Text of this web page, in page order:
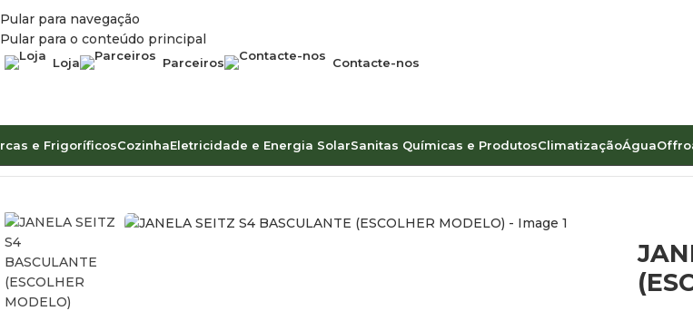
Pular para navegação
Pular para o conteúdo principal
Loja Parceiros Contacte-nos
e FrigoríficosCozinhaEletricidade e Energia SolarSanitas Químicas e ProdutosClimatizaçãoÁgua
Início Acessórios de Veículo Janelas JANELA SEITZ S4 BASCULANTE (ESCOLHER MODELO)